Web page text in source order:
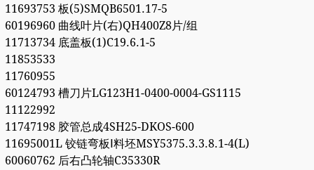
11693753 板(5)SMQB6501.17-5
60196960 曲线叶片(右)QH400Z8片/组
11713734 底盖板(1)C19.6.1-5
11853533
11760955
60124793 槽刀片LG123H1-0400-0004-GS1115
11122992
11747198 胶管总成4SH25-DKOS-600
11695001L 铰链弯板Ⅰ料坯MSY5375.3.3.8.1-4(L)
60060762 后右凸轮轴C35330R